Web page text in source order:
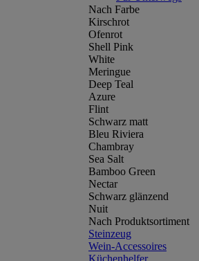
Nach Farbe
Kirschrot
Ofenrot
Shell Pink
White
Meringue
Deep Teal
Azure
Flint
Schwarz matt
Bleu Riviera
Chambray
Sea Salt
Bamboo Green
Nectar
Schwarz glänzend
Nuit
Nach Produktsortiment
Steinzeug
Wein-Accessoires
Küchenhelfer